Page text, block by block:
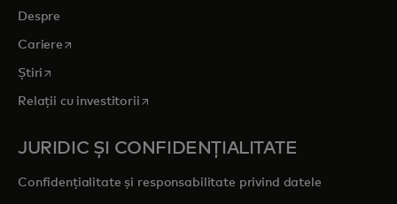
Despre
Cariere opens in a new tab
Știri opens in a new tab
Relații cu investitoriiopens in a new tab
JURIDIC ȘI CONFIDENȚIALITATE
Confidențialitate și responsabilitate privind datele